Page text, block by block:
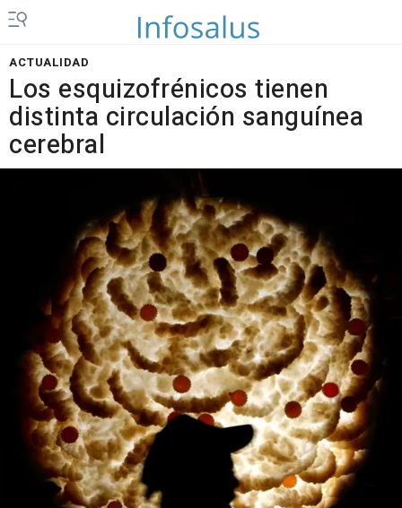
ACTUALIDAD
Los esquizofrénicos tienen
distinta circulación sanguínea
cerebral